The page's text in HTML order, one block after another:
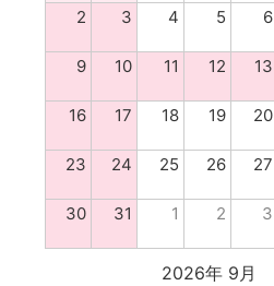
2 3 4 5 6
9 10 11 12 13
16 17 18 19 20
23 24 25 26 27
30 31 1 2 3
2026年 9月